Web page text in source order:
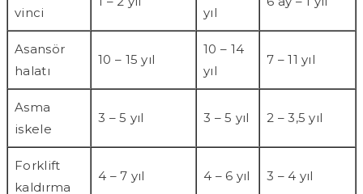
vinci
yıl
Asansör
halatı
10 – 15 yıl
10 – 14
yıl
7 – 11 yıl
Asma
iskele
3 – 5 yıl 3 – 5 yıl 2 – 3,5 yıl
Forklift
kaldırma
4 – 7 yıl 4 – 6 yıl 3 – 4 yıl